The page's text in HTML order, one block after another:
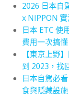
2026 日本自
x NIPPON 實
日本 ETC 使
費用一次搞懂
【東京上野
到 2023，找
日本自駕必
食與隱藏設施